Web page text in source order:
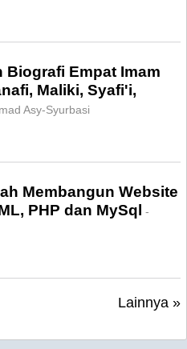
Biografi Empat Imam
Maliki, Syafi'i,
Asy-Syurbasi
Membangun Website
PHP dan MySql
-
Lainnya »